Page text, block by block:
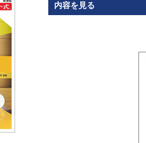
内容を見る